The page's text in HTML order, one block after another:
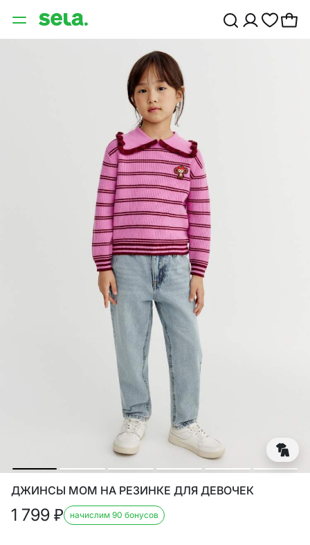
ДЖИНСЫ МОМ НА РЕЗИНКЕ ДЛЯ ДЕВОЧЕК
1 799 ₽ начислим 90 бонусов